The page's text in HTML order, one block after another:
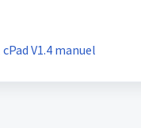
V1.4 manuel